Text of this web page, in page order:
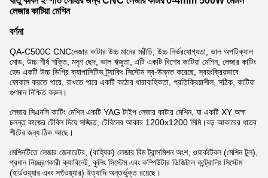
লেজার কাটিয়া মেশিন
বর্ণনা
QA-C500C CNCলেজার কাটার উচ্চ মানের মরীচি, উচ্চ নির্ভরযোগ্যতা, ভাল অপটিক্যাল
মোড, উচ্চ শীর্ষ শক্তি, মসৃণ ছেদ, ভাল ঋজুতা, এটি একটি বিশেষ কাটিয়া মেশিন, লেজার কাটিং
হেড একটি উচ্চ ডিগ্রি ক্যাপাসিটিভ ট্র্যাকিং সিস্টেম স্ব-উন্নত করেছে, স্বয়ংক্রিয়ভাবে
ফোকাস করতে পারে, রাখতে পারে একটি কঠোর ধারাবাহিকতা, প্রতিক্রিয়াশীল, সঠিক, কাটিয়া
গুণমান নিশ্চিত করুন।
লেজার সিএনসি কাটিং মেশিন একটি YAG টাইপ লেজার কাটার মেশিন, যা একটি XY অক্ষ
চলন্ত কাজের টেবিল দিয়ে সজ্জিত, টেবিলের আকার 1200x1200 মিমি।বড় আকারের ধাতব
শীটের জন্য ঠিক আছে।
মেশিনটিতে লেজার জেনারেটর, (বাহ্যিক) লেজার বিম ট্রান্সমিশন অংশ, ওয়ার্কটেবল (মেশিন টুল),
প্রধান নিয়ন্ত্রণকারী ক্যাবিনেট, কুলিং সিস্টেম এবং কম্পিউটার ডিজিটাল কন্ট্রোলিং সিস্টেম
(হার্ডওয়্যার এবং সফ্টওয়্যার) ইত্যাদি অন্তর্ভুক্ত রয়েছে।